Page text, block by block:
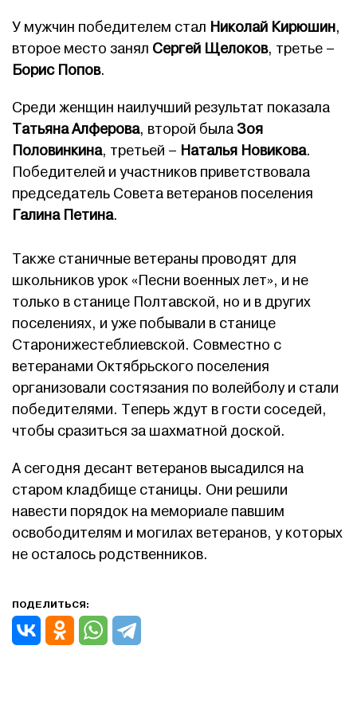
У мужчин победителем стал Николай Кирюшин,
второе место занял Сергей Щелоков, третье –
Борис Попов.
Среди женщин наилучший результат показала
Татьяна Алферова, второй была Зоя
Половинкина, третьей – Наталья Новикова.
Победителей и участников приветствовала
председатель Совета ветеранов поселения
Галина Петина.
Также станичные ветераны проводят для
школьников урок «Песни военных лет», и не
только в станице Полтавской, но и в других
поселениях, и уже побывали в станице
Старонижестеблиевской. Совместно с
ветеранами Октябрьского поселения
организовали состязания по волейболу и стали
победителями. Теперь ждут в гости соседей,
чтобы сразиться за шахматной доской.
А сегодня десант ветеранов высадился на
старом кладбище станицы. Они решили
навести порядок на мемориале павшим
освободителям и могилах ветеранов, у которых
не осталось родственников.
ПОДЕЛИТЬСЯ: